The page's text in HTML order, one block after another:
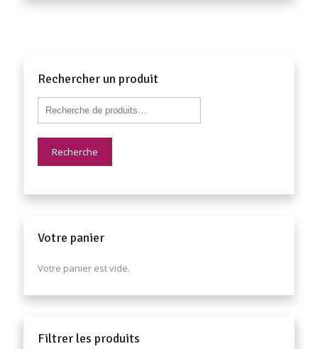
Rechercher un produit
Recherche
Votre panier
Votre panier est vide.
Filtrer les produits